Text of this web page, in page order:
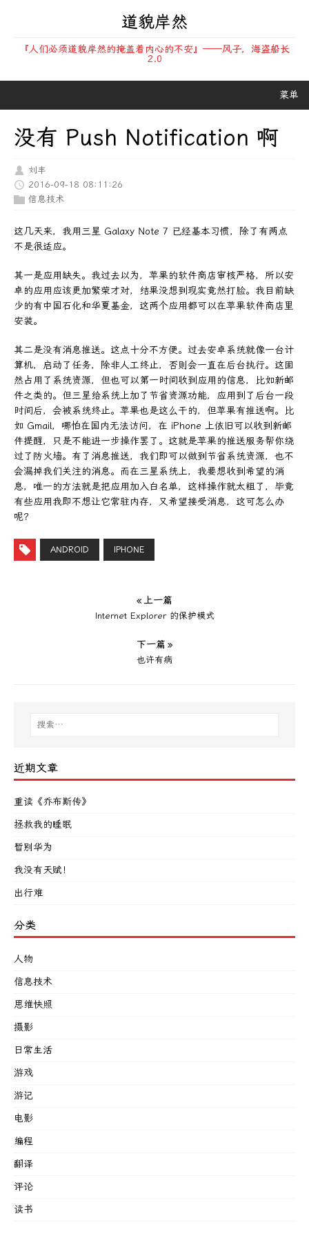
道貌岸然
『人们必须道貌岸然的掩盖着内心的不安』——风子，海盗船长
2.0
菜单
没有 Push Notification 啊
刘丰
2016-09-18 08:11:26
信息技术
这几天来，我用三星 Galaxy Note 7 已经基本习惯，除了有两点
不是很适应。
其一是应用缺失。我过去以为，苹果的软件商店审核严格，所以安
卓的应用应该更加繁荣才对，结果没想到现实竟然打脸。我目前缺
少的有中国石化和华夏基金，这两个应用都可以在苹果软件商店里
安装。
其二是没有消息推送。这点十分不方便。过去安卓系统就像一台计
算机，启动了任务，除非人工终止，否则会一直在后台执行。这固
然占用了系统资源，但也可以第一时间收到应用的信息，比如新邮
件之类的。但三星给系统上加了节省资源功能，应用到了后台一段
时间后，会被系统终止。苹果也是这么干的，但苹果有推送啊。比
如 Gmail，哪怕在国内无法访问，在 iPhone 上依旧可以收到新邮
件提醒，只是不能进一步操作罢了。这就是苹果的推送服务帮你绕
过了防火墙。有了消息推送，我们即可以做到节省系统资源，也不
会漏掉我们关注的消息。而在三星系统上，我要想收到希望的消
息，唯一的方法就是把应用加入白名单，这样操作就太粗了，毕竟
有些应用我即不想让它常驻内存，又希望接受消息，这可怎么办
呢？
ANDROID IPHONE
« 上一篇
Internet Explorer 的保护模式
下一篇 »
也许有病
近期文章
重读《乔布斯传》
拯救我的睡眠
暂别华为
我没有天赋！
出行难
分类
人物
信息技术
思维快照
摄影
日常生活
游戏
游记
电影
编程
翻译
评论
读书